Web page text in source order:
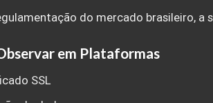
do mercado brasileiro, a
em Plataformas
SSL